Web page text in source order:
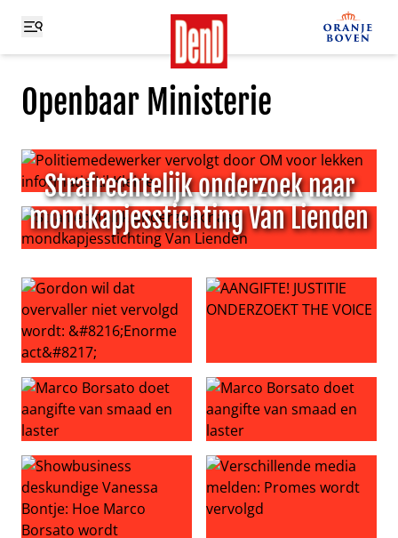
Openbaar Ministerie
Politiemedewerker vervolgt door OM voor lekken
Strafrechtelijk onderzoek naar
mondkapjesstichting Van Lienden
Gordon wil dat overvaller niet vervolgd wordt: ‘Enorme
AANGIFTE! JUSTITIE
Marco Borsato doet aangifte van smaad en laster
Marco Borsato doet